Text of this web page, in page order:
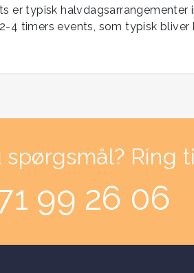
er typisk halvdagsarrangementer
4 timers events, som typisk bliver
spørgsmål? Ring
99 26 06